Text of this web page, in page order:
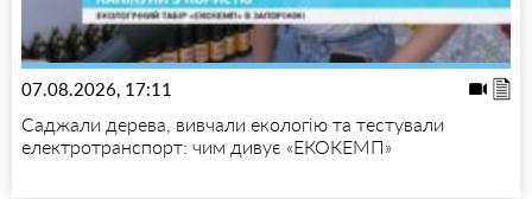
07.08.2026, 17:11
Саджали дерева, вивчали екологію та тестували
електротранспорт: чим дивує «ЕКОКЕМП»